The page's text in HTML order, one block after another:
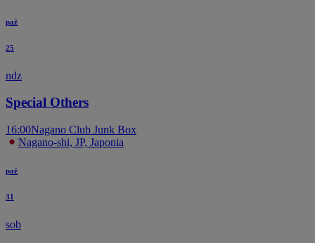
paź
25
ndz
Special Others
16:00Nagano Club Junk Box
Nagano-shi, JP, Japonia
paź
31
sob